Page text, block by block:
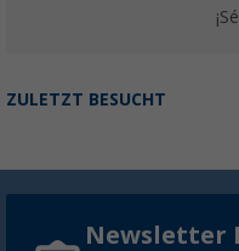
ZULETZT BESUCHT
Newsletter